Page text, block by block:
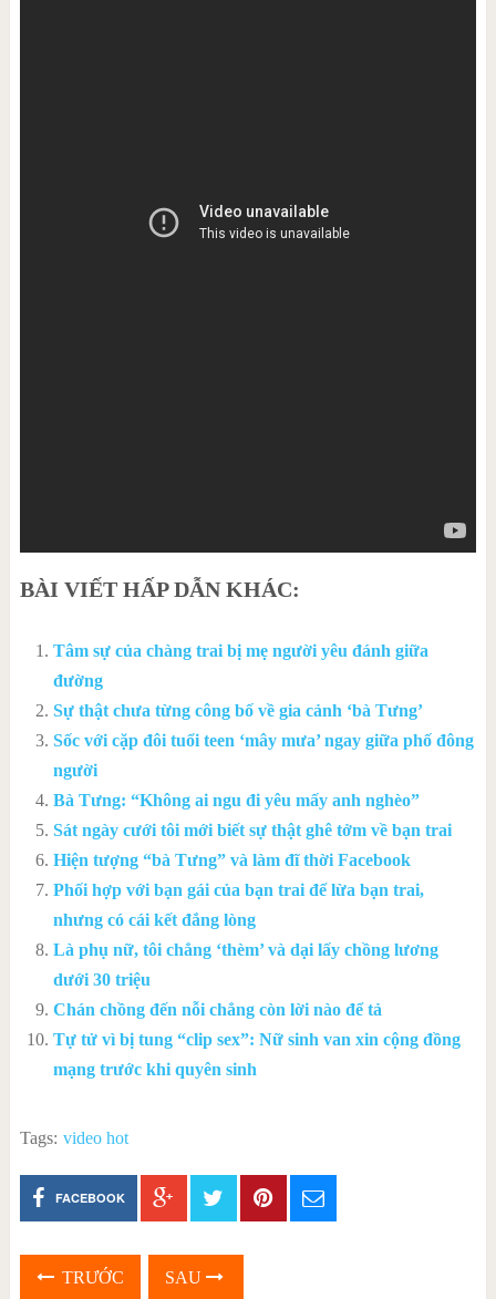
BÀI VIẾT HẤP DẪN KHÁC:
Tâm sự của chàng trai bị mẹ người yêu đánh giữa
đường
Sự thật chưa từng công bố về gia cảnh ‘bà Tưng’
Sốc với cặp đôi tuổi teen ‘mây mưa’ ngay giữa phố đông
người
Bà Tưng: “Không ai ngu đi yêu mấy anh nghèo”
Sát ngày cưới tôi mới biết sự thật ghê tởm về bạn trai
Hiện tượng “bà Tưng” và làm đĩ thời Facebook
Phối hợp với bạn gái của bạn trai để lừa bạn trai,
nhưng có cái kết đắng lòng
Là phụ nữ, tôi chẳng ‘thèm’ và dại lấy chồng lương
dưới 30 triệu
Chán chồng đến nỗi chẳng còn lời nào để tả
Tự tử vì bị tung “clip sex”: Nữ sinh van xin cộng đồng
mạng trước khi quyên sinh
Tags: video hot
FACEBOOK
TRƯỚC SAU